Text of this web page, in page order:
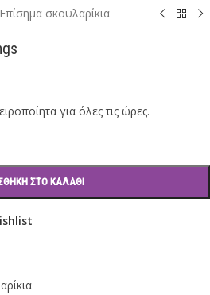
Επίσημα σκουλαρίκια
για όλες τις ώρες.
ΣΤΟ ΚΑΛΆΘΙ